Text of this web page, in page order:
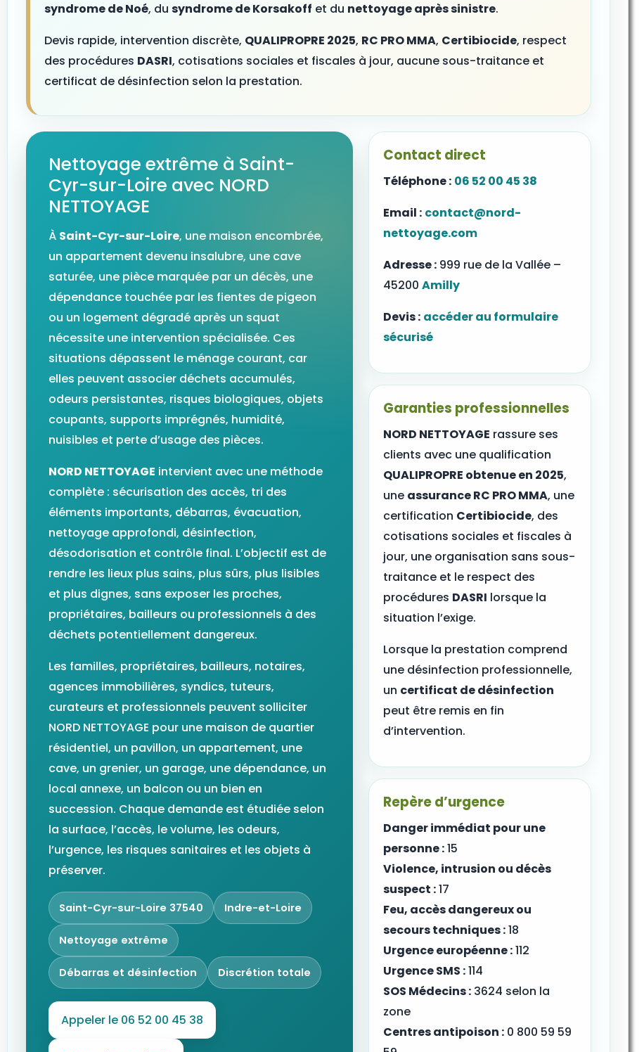
syndrome de Noé, du syndrome de Korsakoff et du nettoyage après sinistre.
Devis rapide, intervention discrète, QUALIPROPRE 2025, RC PRO MMA, Certibiocide, respect
des procédures DASRI, cotisations sociales et fiscales à jour, aucune sous-traitance et
certificat de désinfection selon la prestation.
Nettoyage extrême à Saint-
Cyr-sur-Loire avec NORD
NETTOYAGE
À Saint-Cyr-sur-Loire, une maison encombrée,
un appartement devenu insalubre, une cave
saturée, une pièce marquée par un décès, une
dépendance touchée par les fientes de pigeon
ou un logement dégradé après un squat
nécessite une intervention spécialisée. Ces
situations dépassent le ménage courant, car
elles peuvent associer déchets accumulés,
odeurs persistantes, risques biologiques, objets
coupants, supports imprégnés, humidité,
nuisibles et perte d’usage des pièces.
NORD NETTOYAGE intervient avec une méthode
complète : sécurisation des accès, tri des
éléments importants, débarras, évacuation,
nettoyage approfondi, désinfection,
désodorisation et contrôle final. L’objectif est de
rendre les lieux plus sains, plus sûrs, plus lisibles
et plus dignes, sans exposer les proches,
propriétaires, bailleurs ou professionnels à des
déchets potentiellement dangereux.
Les familles, propriétaires, bailleurs, notaires,
agences immobilières, syndics, tuteurs,
curateurs et professionnels peuvent solliciter
NORD NETTOYAGE pour une maison de quartier
résidentiel, un pavillon, un appartement, une
cave, un grenier, un garage, une dépendance, un
local annexe, un balcon ou un bien en
succession. Chaque demande est étudiée selon
la surface, l’accès, le volume, les odeurs,
l’urgence, les risques sanitaires et les objets à
préserver.
Saint-Cyr-sur-Loire 37540 Indre-et-Loire
Nettoyage extrême
Débarras et désinfection Discrétion totale
Appeler le 06 52 00 45 38
Contact direct
Téléphone : 06 52 00 45 38
Email : contact@nord-
nettoyage.com
Adresse : 999 rue de la Vallée –
45200Amilly
Devis : accéder au formulaire
sécurisé
Garanties professionnelles
NORD NETTOYAGE rassure ses
clients avec une qualification
QUALIPROPRE obtenue en 2025,
une assurance RC PRO MMA, une
certification Certibiocide, des
cotisations sociales et fiscales à
jour, une organisation sans sous-
traitance et le respect des
procédures DASRI lorsque la
situation l’exige.
Lorsque la prestation comprend
une désinfection professionnelle,
un certificat de désinfection
peut être remis en fin
d’intervention.
Repère d’urgence
Danger immédiat pour une
personne :15
Violence, intrusion ou décès
suspect :17
Feu, accès dangereux ou
secours techniques :18
Urgence européenne :112
Urgence SMS :114
SOS Médecins : 3624 selon la
zone
Centres antipoison : 0 800 59 59